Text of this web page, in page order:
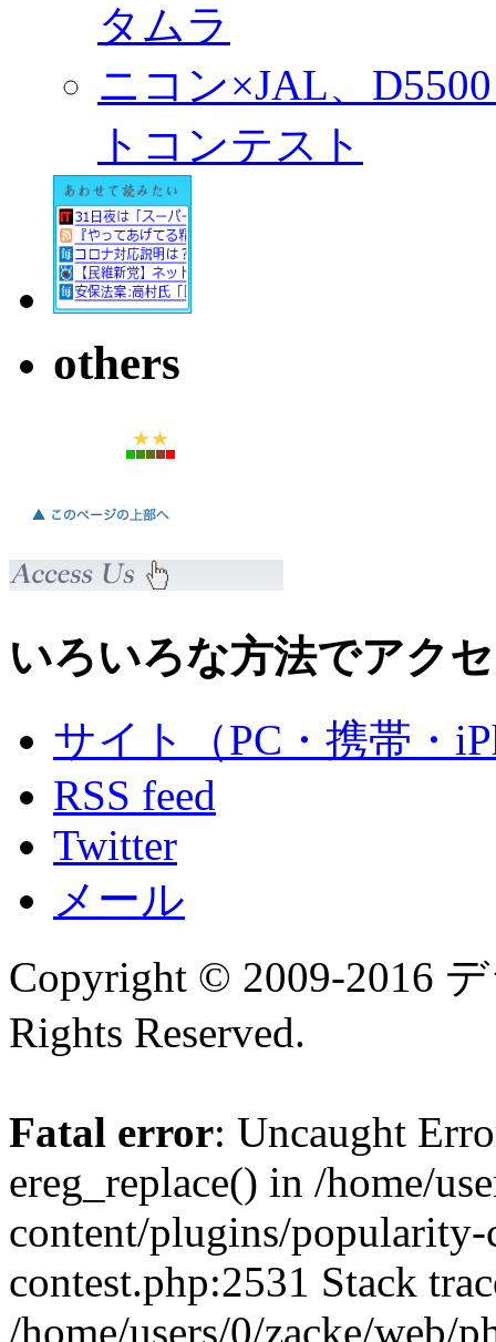
タムラ
ニコン×JAL、
トコンテスト
others
いろいろな方法でアク
サイト（PC・携帯・
RSS feed
Twitter
メール
Copyright © 2009-2016
Rights Reserved.
Fatal error: Uncaught
ereg_replace() in /home/
content/plugins/
contest.php:2531 Stack
/home/users/0/zacke/web/